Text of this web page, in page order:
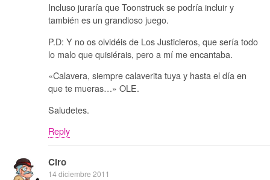
Incluso juraría que Toonstruck se podría incluir y
también es un grandioso juego.
P.D: Y no os olvidéis de Los Justicieros, que sería todo
lo malo que quisiérais, pero a mí me encantaba.
«Calavera, siempre calaverita tuya y hasta el día en
que te mueras…» OLE.
Saludetes.
Reply
Ciro
14 diciembre 2011